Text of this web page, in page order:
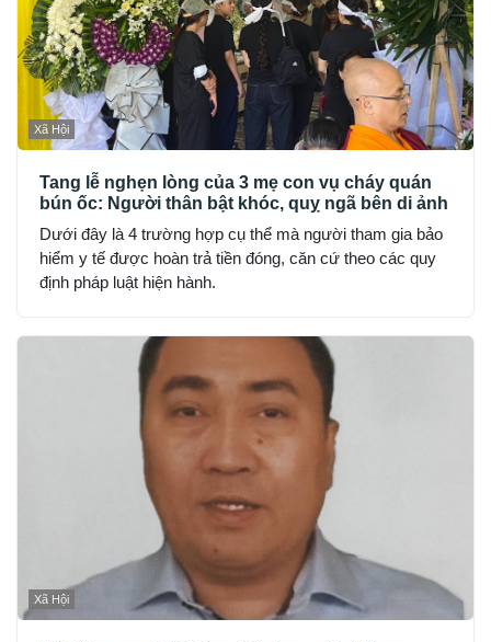
Xã Hội
Tang lễ nghẹn lòng của 3 mẹ con vụ cháy quán
bún ốc: Người thân bật khóc, quỵ ngã bên di ảnh
Dưới đây là 4 trường hợp cụ thể mà người tham gia bảo
hiểm y tế được hoàn trả tiền đóng, căn cứ theo các quy
định pháp luật hiện hành.
Xã Hội